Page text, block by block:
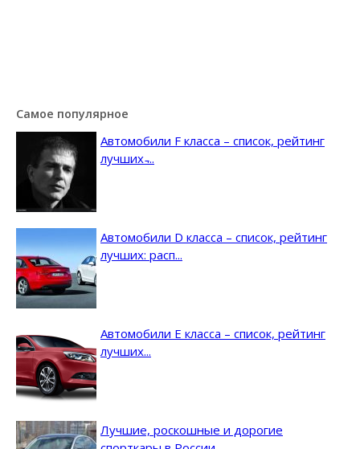
Самое популярное
Автомобили F класса – список, рейтинг
лучших ̵...
Автомобили D класса – список, рейтинг
лучших: расп...
Автомобили E класса – список, рейтинг
лучших...
Лучшие, роскошные и дорогие